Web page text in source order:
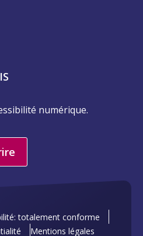
numérique.
totalement conforme
Mentions légales